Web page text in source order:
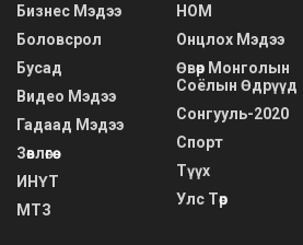
Бизнес Мэдээ
Боловсрол
Бусад
Видео Мэдээ
Гадаад Мэдээ
Зөвлөгөө
ИНҮТ
МТЗ
НОМ
Онцлох Мэдээ
Өвөр Монголын
Соёлын Өдрүүд
Сонгууль-2020
Спорт
Түүх
Улс Төр